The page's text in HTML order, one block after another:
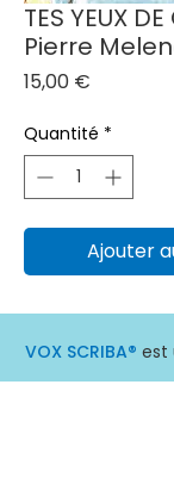
TES YEUX
Pierre
15,00 €
Quantité *
Ajouter
VOX SCRIBA® est